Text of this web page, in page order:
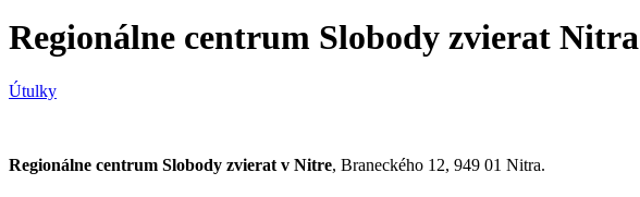
Regionálne centrum Slobody zvierat Nitra
Útulky
Regionálne centrum Slobody zvierat v Nitre, Braneckého 12, 949 01 Nitra.